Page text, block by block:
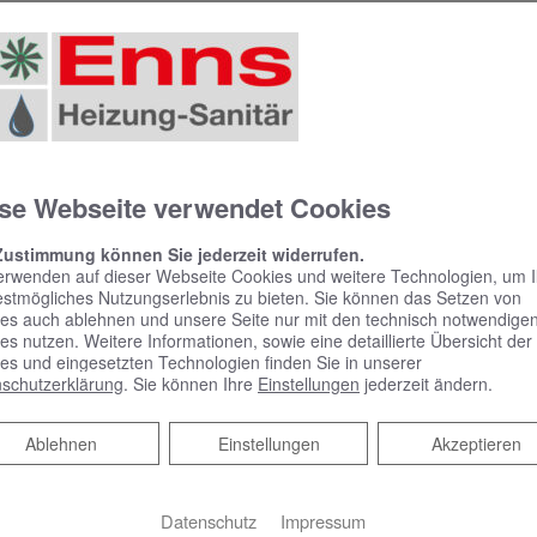
oder Integration in vorhandene Heizungssysteme
Gewerke
Ausführung aller Arbeiten
Fördermöglichkeiten gibt.
Sie.
Webseite verwendet Cookies
können Sie jederzeit widerrufen.
auf dieser Webseite Cookies und weitere Technologien, um
Nutzungserlebnis zu bieten. Sie können das Setzen von
auch ablehnen und unsere Seite nur mit den technisch notwendigen
nutzen. Weitere Informationen, sowie eine detaillierte Übersicht der
und eingesetzten Technologien finden Sie in unserer
. Sie können Ihre Einstellungen jederzeit ändern.
Akzeptieren
Einstellungen
Ablehnen
Ablehnen
Datenschutz Impressum